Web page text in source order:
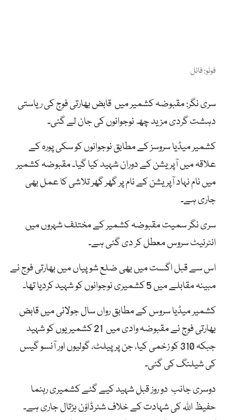
فوٹو: فائل
سری نگر: مقبوضہ کشمیر میں قابض بھارتی فوج کی ریاستی
دہشت گردی مزید چھ نوجوانوں کی جان لے گئی۔
کشمیر میڈیا سروسز کے مطابق نوجوانوں کو سکی پورہ کے
علاقہ میں آپریشن کے دوران شہید کیا گیا۔ مقبوضہ کشمیر
میں نام نہاد آپریشن کے نام پر گھر گھر تلاشی کا عمل بھی
جاری ہے۔
سری نگر سمیت مقبوضہ کشمیر کے مختلف شہروں میں
انٹرنیٹ سروس معطل کر دی گئی ہے۔
اس سے قبل اگست میں بھی ضلع شوپیاں میں بھارتی فوج نے
مبینہ مقابلے میں 5 کشمیری نوجوانوں کو شہید کردیا تھا۔
کشمیر میڈیا سروس کے مطابق رواں سال جولائی میں قابض
بھارتی فوج نے مقبوضہ وادی میں 21 کشمیریوں کو شہید
جبکہ 310 کو زخمی کیا، جن پر پیلٹ، گولیوں اور آنسو گیس
کی شیلنگ کی گئی۔
دوسری جانب دو روز قبل شہید کیے گئے کشمیری رہنما
حفیظ اللہ کی شہادت کے خلاف شٹرڈاؤن ہڑتال جاری ہے۔